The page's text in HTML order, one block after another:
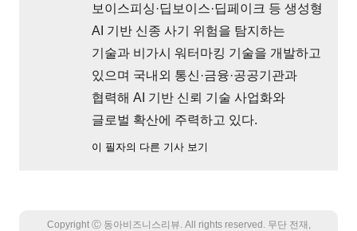
보이스피싱·딥보이스·딥페이크 등 생성형
AI 기반 신종 사기 위험을 탐지하는
기술과 비가시 워터마킹 기술을 개발하고
있으며 국내외 통신·금융·공공기관과
협력해 AI 기반 신뢰 기술 사업화와
글로벌 확산에 주력하고 있다.
이 필자의 다른 기사 보기
Copyright Ⓒ 동아비즈니스리뷰. All rights reserved. 무단 전재,